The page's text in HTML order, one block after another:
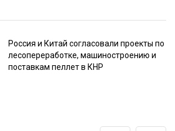
Россия и Китай согласовали проекты по
лесопереработке, машиностроению и
поставкам пеллет в КНР